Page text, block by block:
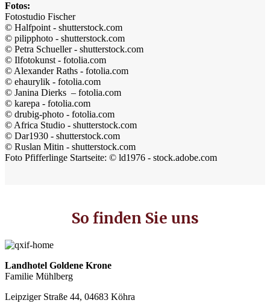
Fotos:
Fotostudio Fischer
© Halfpoint - shutterstock.com
© pilipphoto - shutterstock.com
© Petra Schueller - shutterstock.com
© Ilfotokunst - fotolia.com
© Alexander Raths - fotolia.com
© ehaurylik - fotolia.com
© Janina Dierks – fotolia.com
© karepa - fotolia.com
© drubig-photo - fotolia.com
© Africa Studio - shutterstock.com
© Dar1930 - shutterstock.com
© Ruslan Mitin - shutterstock.com
Foto Pfifferlinge Startseite: © ld1976 - stock.adobe.com
So finden Sie uns
Landhotel Goldene Krone
Familie Mühlberg
Leipziger Straße 44, 04683 Köhra